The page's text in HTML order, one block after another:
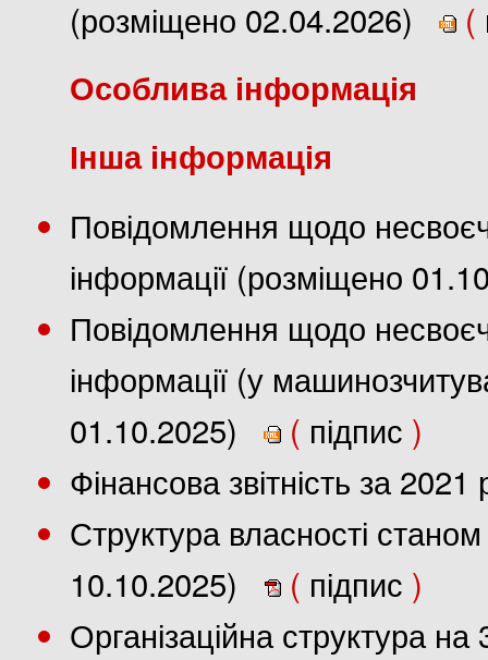
(розміщено 02.04.2026)
(
Особлива інформація
Інша інформація
Повідомлення щодо
інформації (розміщено
Повідомлення щодо
інформації (у
01.10.2025)
( підпис )
Фінансова звітність за
Структура власності
10.10.2025)
( підпис )
Організаційна структура